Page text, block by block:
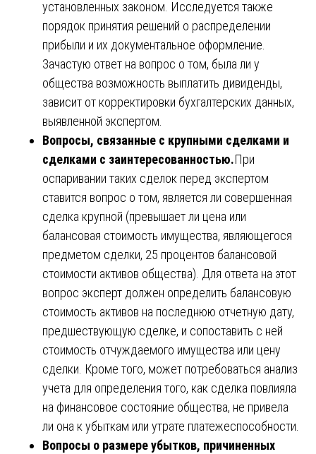
установленных законом. Исследуется также
порядок принятия решений о распределении
прибыли и их документальное оформление.
Зачастую ответ на вопрос о том, была ли у
общества возможность выплатить дивиденды,
зависит от корректировки бухгалтерских данных,
выявленной экспертом.
Вопросы, связанные с крупными сделками и
сделками с заинтересованностью.При
оспаривании таких сделок перед экспертом
ставится вопрос о том, является ли совершенная
сделка крупной (превышает ли цена или
балансовая стоимость имущества, являющегося
предметом сделки, 25 процентов балансовой
стоимости активов общества). Для ответа на этот
вопрос эксперт должен определить балансовую
стоимость активов на последнюю отчетную дату,
предшествующую сделке, и сопоставить с ней
стоимость отчуждаемого имущества или цену
сделки. Кроме того, может потребоваться анализ
учета для определения того, как сделка повлияла
на финансовое состояние общества, не привела
ли она к убыткам или утрате платежеспособности.
Вопросы о размере убытков, причиненных